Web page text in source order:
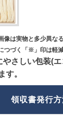
は実物と多少異な
つづく「※」印は軽
やさしい包装(
す。
領収書発行